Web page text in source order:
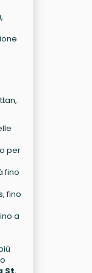
per
fino
fino
a